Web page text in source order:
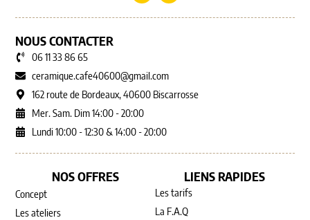
NOUS CONTACTER
06 11 33 86 65
ceramique.cafe40600@gmail.com
162 route de Bordeaux, 40600 Biscarrosse
Mer. Sam. Dim 14:00 - 20:00
Lundi 10:00 - 12:30 & 14:00 - 20:00
NOS OFFRES
Concept
Les ateliers
LIENS RAPIDES
Les tarifs
La F.A.Q